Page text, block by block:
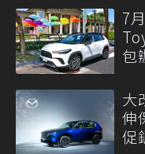
7
包
大
伸
促